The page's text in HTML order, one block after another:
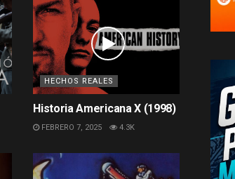
HECHOS REALES
Historia Americana X (1998)
FEBRERO 7, 2025 4.3K